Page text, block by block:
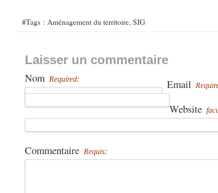
#Tags : Aménagement du territoire, SIG
Laisser un commentaire
Nom Required: Email
Website
Commentaire Requis: